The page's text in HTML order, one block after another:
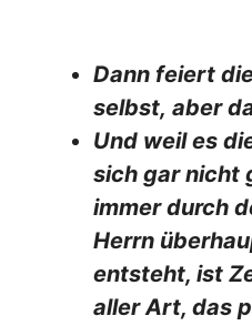
Dann feiert
selbst, aber
Und weil es
sich gar nicht
immer durch
Herrn
entsteht, ist
aller Art, das